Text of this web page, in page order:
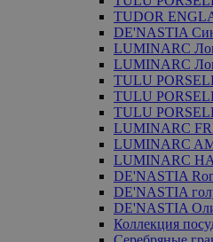
TUDOR
DE'NASTIA
LUMINARC
LUMINARC
TULU
TULU
TULU
LUMINARC
LUMINARC
LUMINARC
DE'NASTIA
DE'NASTIA
DE'NASTIA
Коллекция